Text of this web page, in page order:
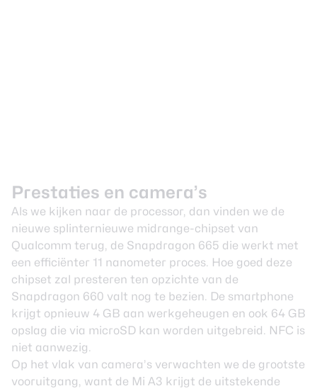
Prestaties en camera’s
Als we kijken naar de processor, dan vinden we de
nieuwe splinternieuwe midrange-chipset van
Qualcomm terug, de Snapdragon 665 die werkt met
een efficiënter 11 nanometer proces. Hoe goed deze
chipset zal presteren ten opzichte van de
Snapdragon 660 valt nog te bezien. De smartphone
krijgt opnieuw 4 GB aan werkgeheugen en ook 64 GB
opslag die via microSD kan worden uitgebreid. NFC is
niet aanwezig.
Op het vlak van camera’s verwachten we de grootste
vooruitgang, want de Mi A3 krijgt de uitstekende